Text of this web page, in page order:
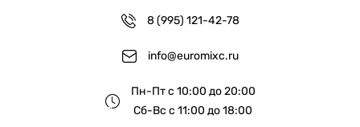
8 (995) 121-42-78
info@euromixc.ru
Пн-Пт с 10:00 до 20:00
Сб-Вс с 11:00 до 18:00